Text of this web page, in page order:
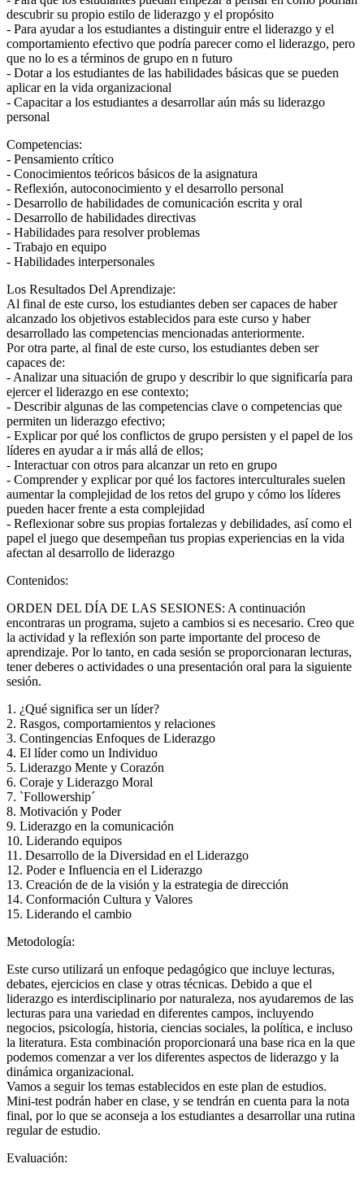
descubrir su propio estilo de liderazgo y el propósito
- Para ayudar a los estudiantes a distinguir entre el liderazgo y el
comportamiento efectivo que podría parecer como el liderazgo, pero
que no lo es a términos de grupo en n futuro
- Dotar a los estudiantes de las habilidades básicas que se pueden
aplicar en la vida organizacional
- Capacitar a los estudiantes a desarrollar aún más su liderazgo
personal
Competencias:
- Pensamiento crítico
- Conocimientos teóricos básicos de la asignatura
- Reflexión, autoconocimiento y el desarrollo personal
- Desarrollo de habilidades de comunicación escrita y oral
- Desarrollo de habilidades directivas
- Habilidades para resolver problemas
- Trabajo en equipo
- Habilidades interpersonales
Los Resultados Del Aprendizaje:
Al final de este curso, los estudiantes deben ser capaces de haber
alcanzado los objetivos establecidos para este curso y haber
desarrollado las competencias mencionadas anteriormente.
Por otra parte, al final de este curso, los estudiantes deben ser
capaces de:
- Analizar una situación de grupo y describir lo que significaría para
ejercer el liderazgo en ese contexto;
- Describir algunas de las competencias clave o competencias que
permiten un liderazgo efectivo;
- Explicar por qué los conflictos de grupo persisten y el papel de los
líderes en ayudar a ir más allá de ellos;
- Interactuar con otros para alcanzar un reto en grupo
- Comprender y explicar por qué los factores interculturales suelen
aumentar la complejidad de los retos del grupo y cómo los líderes
pueden hacer frente a esta complejidad
- Reflexionar sobre sus propias fortalezas y debilidades, así como el
papel el juego que desempeñan tus propias experiencias en la vida
afectan al desarrollo de liderazgo
Contenidos:
ORDEN DEL DÍA DE LAS SESIONES: A continuación
encontraras un programa, sujeto a cambios si es necesario. Creo que
la actividad y la reflexión son parte importante del proceso de
aprendizaje. Por lo tanto, en cada sesión se proporcionaran lecturas,
tener deberes o actividades o una presentación oral para la siguiente
sesión.
1. ¿Qué significa ser un líder?
2. Rasgos, comportamientos y relaciones
3. Contingencias Enfoques de Liderazgo
4. El líder como un Individuo
5. Liderazgo Mente y Corazón
6. Coraje y Liderazgo Moral
7. `Followership´
8. Motivación y Poder
9. Liderazgo en la comunicación
10. Liderando equipos
11. Desarrollo de la Diversidad en el Liderazgo
12. Poder e Influencia en el Liderazgo
13. Creación de de la visión y la estrategia de dirección
14. Conformación Cultura y Valores
15. Liderando el cambio
Metodología:
Este curso utilizará un enfoque pedagógico que incluye lecturas,
debates, ejercicios en clase y otras técnicas. Debido a que el
liderazgo es interdisciplinario por naturaleza, nos ayudaremos de las
lecturas para una variedad en diferentes campos, incluyendo
negocios, psicología, historia, ciencias sociales, la política, e incluso
la literatura. Esta combinación proporcionará una base rica en la que
podemos comenzar a ver los diferentes aspectos de liderazgo y la
dinámica organizacional.
Vamos a seguir los temas establecidos en este plan de estudios.
Mini-test podrán haber en clase, y se tendrán en cuenta para la nota
final, por lo que se aconseja a los estudiantes a desarrollar una rutina
regular de estudio.
Evaluación: